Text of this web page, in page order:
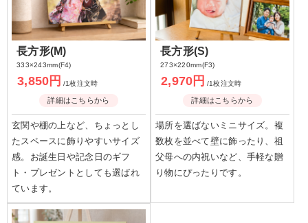
長方形(M)
333×243mm(F4)
3,850円 /1枚注文時
詳細はこちらから
玄関や棚の上など、ちょっとし
たスペースに飾りやすいサイズ
感。お誕生日や記念日のギフ
ト・プレゼントとしても選ばれ
ています。
長方形(S)
273×220mm(F3)
2,970円 /1枚注文時
詳細はこちらから
場所を選ばないミニサイズ。複
数枚を並べて壁に飾ったり、祖
父母への内祝いなど、手軽な贈
り物にぴったりです。